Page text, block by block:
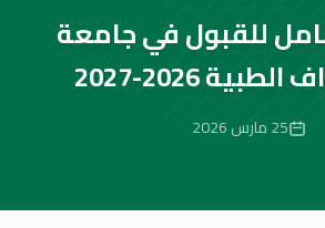
للقبول في جامعة
2026-2027
25 مارس 2026